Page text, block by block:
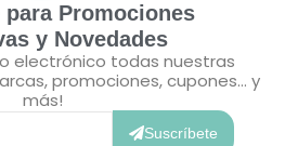
Promociones
y Novedades
electrónico todas nuestras
promociones, cupones... y
más!
Suscríbete